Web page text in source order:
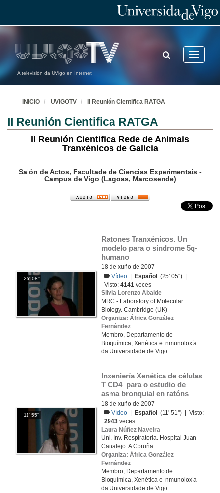
A televisión da UVigo en Internet
Toggle
TOGGLE
SEARCH
INICIO UVIGOTV II Reunión Cientifica RATGA
II Reunión Cientifica RATGA
II Reunión Cientifica Rede de Animais
Tranxénicos de Galicia
Salón de Actos, Facultade de Ciencias Experimentais -
Campus de Vigo (Lagoas, Marcosende)
25' 08''
Ratones Tranxénicos. Un
modelo para o sindrome 5q-
humano
18 de xuño de 2007
Vídeo
Español
(25' 05'') |
Visto:4141 veces
Silvia Lorenzo Abalde
MRC - Laboratory of Molecular
Biology. Cambridge (UK)
Organiza: África González
Fernández
Membro, Departamento de
Bioquímica, Xenética e Inmunoloxía
da Universidade de Vigo
11' 55''
Inxeniería Xenética de células
T CD4  para o estudio de
asma bronquial en ratóns
18 de xuño de 2007
Vídeo
Español
(11' 51'') | Visto:
2943 veces
Laura Núñez Naveira
Uni. Inv. Respiratoria. Hospital Juan
Canalejo. A Coruña
Organiza: África González
Fernández
Membro, Departamento de
Bioquímica, Xenética e Inmunoloxía
da Universidade de Vigo